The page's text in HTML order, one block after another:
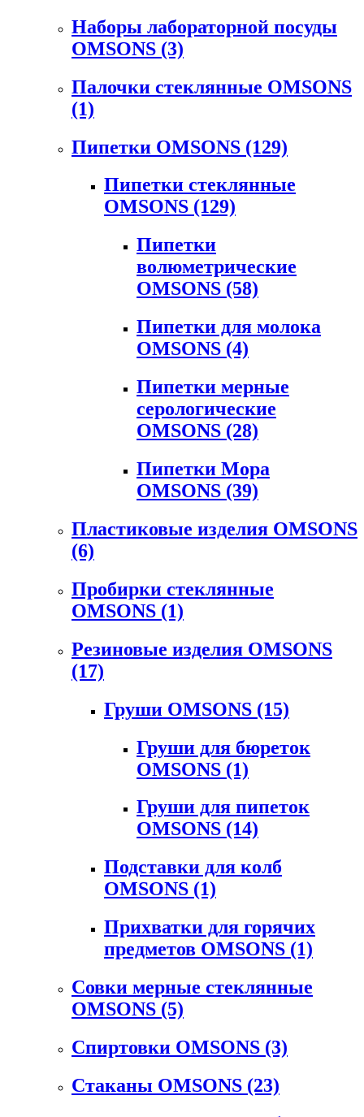
Наборы лабораторной посуды
OMSONS (3)
Палочки стеклянные OMSONS
(1)
Пипетки OMSONS (129)
Пипетки стеклянные
OMSONS (129)
Пипетки
волюметрические
OMSONS (58)
Пипетки для молока
OMSONS (4)
Пипетки мерные
серологические
OMSONS (28)
Пипетки Мора
OMSONS (39)
Пластиковые изделия OMSONS
(6)
Пробирки стеклянные
OMSONS (1)
Резиновые изделия OMSONS
(17)
Груши OMSONS (15)
Груши для бюреток
OMSONS (1)
Груши для пипеток
OMSONS (14)
Подставки для колб
OMSONS (1)
Прихватки для горячих
предметов OMSONS (1)
Совки мерные стеклянные
OMSONS (5)
Спиртовки OMSONS (3)
Стаканы OMSONS (23)